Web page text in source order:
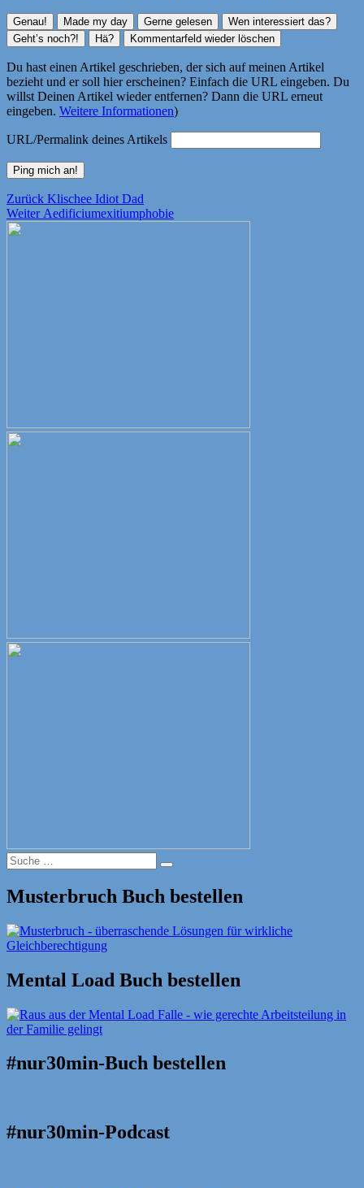
Du hast einen Artikel geschrieben, der sich auf meinen Artikel
bezieht und er soll hier erscheinen? Einfach die URL eingeben. Du
willst Deinen Artikel wieder entfernen? Dann die URL erneut
eingeben. Weitere Informationen)
URL/Permalink deines Artikels
Beitragsnavigation
Zurück Vorheriger
Beitrag:
Klischee Idiot Dad
Weiter Nächster
Aedificiumexitiumphobie
Suche
nach:
Suche
Musterbruch Buch bestellen
Mental Load Buch bestellen
#nur30min-Buch bestellen
#nur30min-Podcast